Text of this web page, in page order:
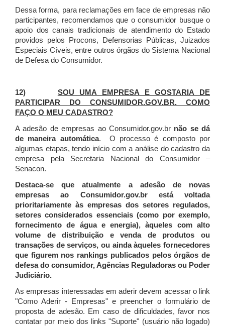
Dessa forma, para reclamações em face de empresas não
participantes, recomendamos que o consumidor busque o
apoio dos canais tradicionais de atendimento do Estado
providos pelos Procons, Defensorias Públicas, Juizados
Especiais Cíveis, entre outros órgãos do Sistema Nacional
de Defesa do Consumidor.
12) SOU UMA EMPRESA E GOSTARIA DE
PARTICIPAR DO CONSUMIDOR.GOV.BR. COMO
FAÇO O MEU CADASTRO?
A adesão de empresas ao Consumidor.gov.br não se dá
de maneira automática. O processo é composto por
algumas etapas, tendo início com a análise do cadastro da
empresa pela Secretaria Nacional do Consumidor –
Senacon.
Destaca-se que atualmente a adesão de novas
empresas ao Consumidor.gov.br está voltada
prioritariamente às empresas dos setores regulados,
setores considerados essenciais (como por exemplo,
fornecimento de água e energia), àqueles com alto
volume de distribuição e venda de produtos ou
transações de serviços, ou ainda àqueles fornecedores
que figurem nos rankings publicados pelos órgãos de
defesa do consumidor, Agências Reguladoras ou Poder
Judiciário.
As empresas interessadas em aderir devem acessar o link
"Como Aderir - Empresas" e preencher o formulário de
proposta de adesão. Em caso de dificuldades, favor nos
contatar por meio dos links "Suporte" (usuário não logado)